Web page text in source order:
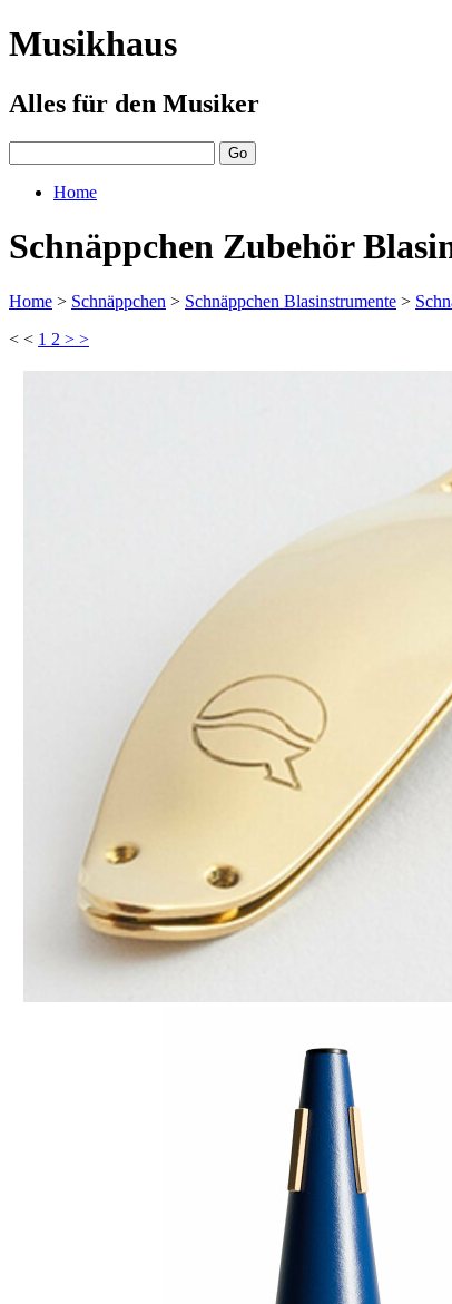
Musikhaus
Alles für den Musiker
Home
Schnäppchen Zubehör
Home > Schnäppchen > Schnäppchen Blasinstrumente >
< < 1 2 > >